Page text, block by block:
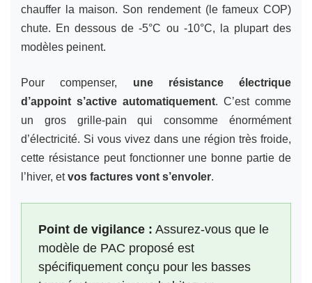
chauffer la maison. Son rendement (le fameux COP)
chute. En dessous de -5°C ou -10°C, la plupart des
modèles peinent.
Pour compenser, une résistance électrique
d’appoint s’active automatiquement. C’est comme
un gros grille-pain qui consomme énormément
d’électricité. Si vous vivez dans une région très froide,
cette résistance peut fonctionner une bonne partie de
l’hiver, etvos factures vont s’envoler.
Point de vigilance : Assurez-vous que le
modèle de PAC proposé est
spécifiquement conçu pour les basses